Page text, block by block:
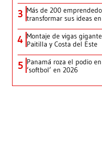
3 Más de 200
transformar sus ideas
4 Montaje de vigas
Paitilla y Costa del Este
5 Panamá roza el podio
‘softbol’ en 2026